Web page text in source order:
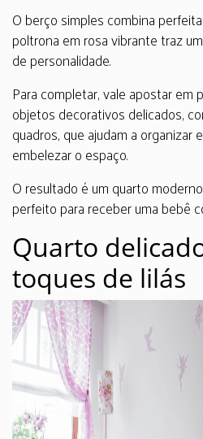
O berço simples combina
poltrona em rosa vibrante traz
de personalidade.
Para completar, vale apostar em
objetos decorativos delicados,
quadros, que ajudam a organizar
embelezar o espaço.
O resultado é um quarto
perfeito para receber uma bebê
Quarto
toques de lilás